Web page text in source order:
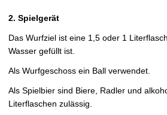
2. Spielgerät
Das Wurfziel ist eine 1,5 oder 1
Wasser gefüllt ist.
Als Wurfgeschoss ein Ball verwendet.
Als Spielbier sind Biere, Radler und
Literflaschen zulässig.